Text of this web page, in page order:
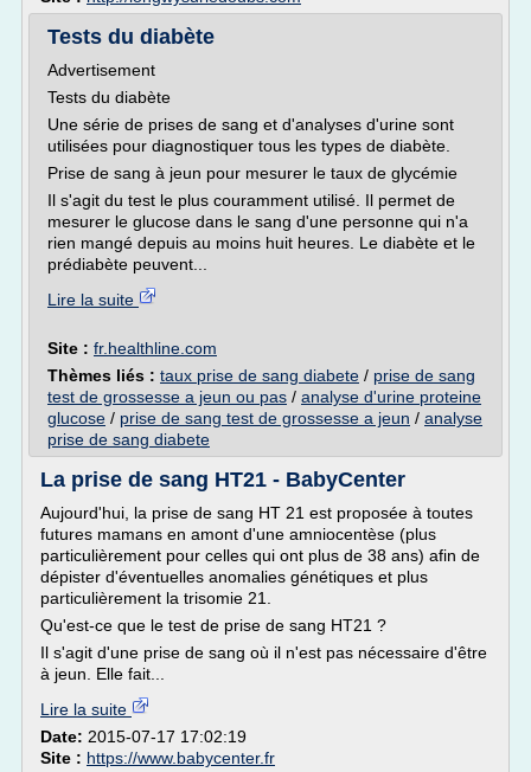
Tests du diabète
Advertisement
Tests du diabète
Une série de prises de sang et d'analyses d'urine sont
utilisées pour diagnostiquer tous les types de diabète.
Prise de sang à jeun pour mesurer le taux de glycémie
Il s'agit du test le plus couramment utilisé. Il permet de
mesurer le glucose dans le sang d'une personne qui n'a
rien mangé depuis au moins huit heures. Le diabète et le
prédiabète peuvent...
Lire la suite
Site : fr.healthline.com
Thèmes liés : taux prise de sang diabete / prise de sang
test de grossesse a jeun ou pas / analyse d'urine proteine
glucose / prise de sang test de grossesse a jeun / analyse
prise de sang diabete
La prise de sang HT21 - BabyCenter
Aujourd'hui, la prise de sang HT 21 est proposée à toutes
futures mamans en amont d'une amniocentèse (plus
particulièrement pour celles qui ont plus de 38 ans) afin de
dépister d'éventuelles anomalies génétiques et plus
particulièrement la trisomie 21.
Qu'est-ce que le test de prise de sang HT21 ?
Il s'agit d'une prise de sang où il n'est pas nécessaire d'être
à jeun. Elle fait...
Lire la suite
Date: 2015-07-17 17:02:19
Site : https://www.babycenter.fr